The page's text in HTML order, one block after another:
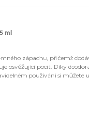
ml
zápachu, přičemž
osvěžující pocit. Díky
používání si můžete